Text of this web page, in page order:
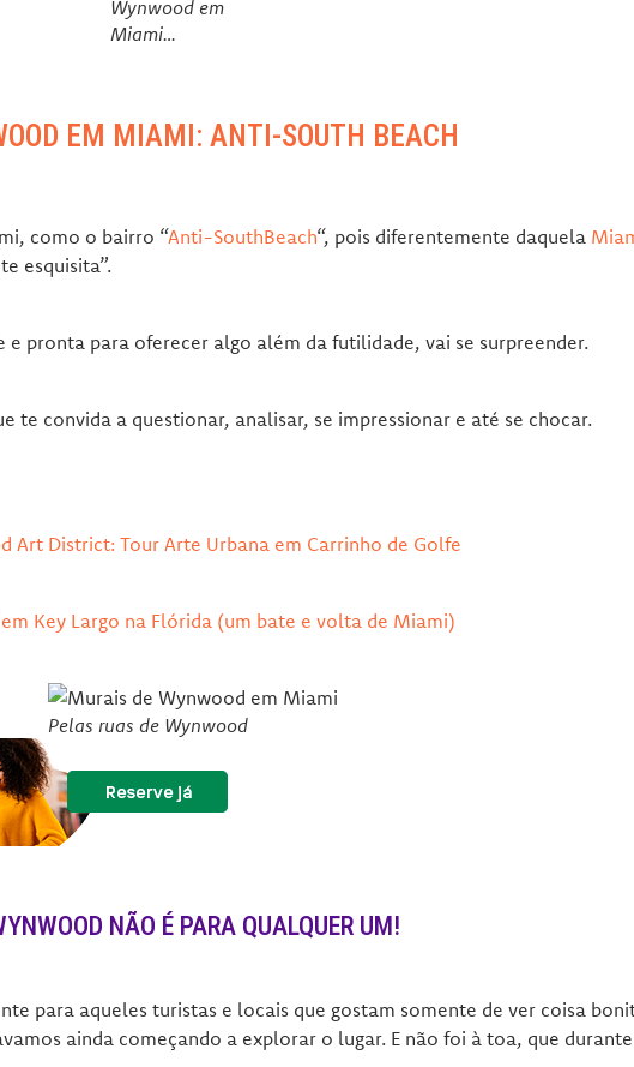
Wynwood em
Miami…
EM MIAMI: ANTI-SOUTH BEACH
como o bairro “Anti-SouthBeach“, pois diferentemente daquela
esquisita”.
pronta para oferecer algo além da futilidade, vai se surpreender.
convida a questionar, analisar, se impressionar e até se chocar.
Art District: Tour Arte Urbana em Carrinho de Golfe
Key Largo na Flórida (um bate e volta de Miami)
Pelas ruas de Wynwood
NÃO É PARA QUALQUER UM!
para aqueles turistas e locais que gostam somente de ver coisa
ainda começando a explorar o lugar. E não foi à toa, que